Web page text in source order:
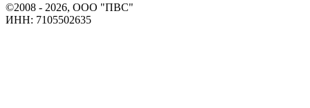
©2008 - 2026, ООО "ПВС"
ИНН: 7105502635